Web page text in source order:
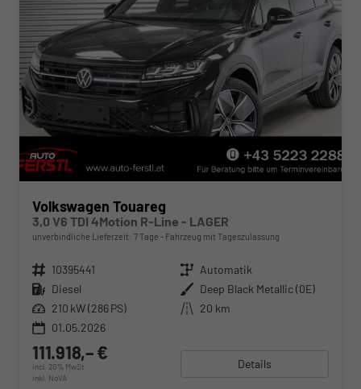
Volkswagen Touareg
3,0 V6 TDI 4Motion R-Line - LAGER
unverbindliche Lieferzeit: 7 Tage Fahrzeug mit Tageszulassung
Fahrzeugnr. 10395441 Getriebe Automatik
Kraftstoff Diesel Außenfarbe Deep Black Metallic (0E)
Leistung 210 kW (286 PS) Kilometerstand 20 km
01.05.2026
111.918,– €
incl. 20% MwSt.
inkl. NoVA
Details